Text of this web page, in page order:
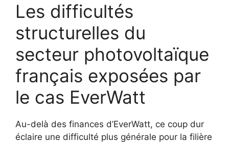
Les difficultés
structurelles du
secteur photovoltaïque
français exposées par
le cas EverWatt
Au-delà des finances d’EverWatt, ce coup dur
éclaire une difficulté plus générale pour la filière